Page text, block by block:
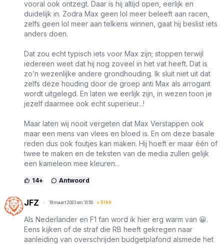
vooral ook ontzegt. Daar is hij altijd open, eerlijk en
duidelijk in. Zodra Max geen lol meer beleeft aan racen,
zelfs geen lol meer aan telkens winnen, gaat hij beslist iets
anders doen.
Dat zou echt typisch iets voor Max zijn; stoppen terwijl
iedereen weet dat hij nog zoveel in het vat heeft. Dat is
zo’n wezenlijke andere grondhouding. Ik sluit niet uit dat
zelfs deze houding door de groep anti Max als arrogant
wordt uitgelegd. En laten we eerlijk zijn, in wezen toon je
jezelf daarmee ook echt superieur...!
Maar laten wij nooit vergeten dat Max Verstappen ook
maar een mens van vlees en bloed is. En om deze basale
reden dus ook foutjes kan maken. Hij hoeft er maar één of
twee te maken en de teksten van de media zullen gelijk
een kameleon mee kleuren...
14+ Antwoord
JFZ 18 maart 2023 om 10:50 + 5199
Als Nederlander en F1 fan word ik hier erg warm van 😀.
Eens kijken of de straf die RB heeft gekregen naar
aanleiding van overschrijden budgetplafond alsmede het